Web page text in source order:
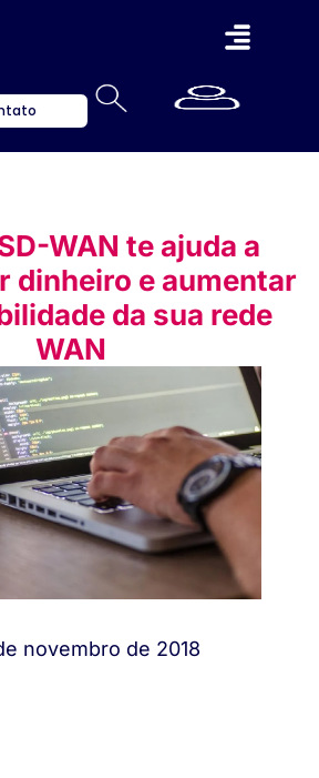
WAN te ajuda a
dinheiro e aumentar
da sua rede
WAN
novembro de 2018